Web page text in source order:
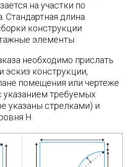
на участки по
Стандартная длина
конструкции
элементы.
необходимо прислать
эскиз конструкции,
помещения или чертеже
указанием требуемых
указаны стрелками) и
H.